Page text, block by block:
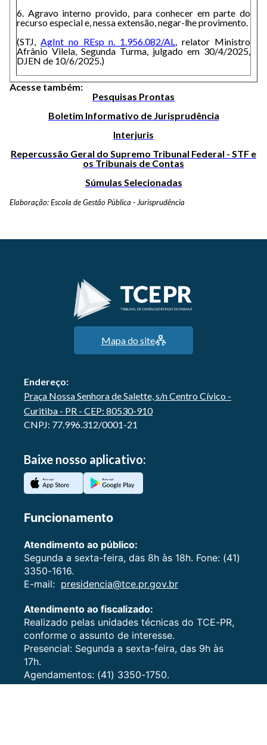
6. Agravo interno provido, para conhecer em parte do
recurso especial e, nessa extensão, negar-lhe provimento.
(STJ, AgInt no REsp n. 1.956.082/AL, relator Ministro
Afrânio Vilela, Segunda Turma, julgado em 30/4/2025,
DJEN de 10/6/2025.)
Acesse também:
Pesquisas Prontas
Boletim Informativo de Jurisprudência
Interjuris
Repercussão Geral do Supremo Tribunal Federal - STF e
os Tribunais de Contas
Súmulas Selecionadas
Elaboração: Escola de Gestão Pública - Jurisprudência
Mapa do site
Endereço:
Praça Nossa Senhora de Salette, s/n Centro Cívico -
Curitiba - PR - CEP: 80530-910
CNPJ: 77.996.312/0001-21
Baixe nosso aplicativo:
Funcionamento
Atendimento ao público:
Segunda a sexta-feira, das 8h às 18h. Fone: (41)
3350-1616.
E-mail: presidencia@tce.pr.gov.br
Atendimento ao fiscalizado:
Realizado pelas unidades técnicas do TCE-PR,
conforme o assunto de interesse.
Presencial: Segunda a sexta-feira, das 9h às
17h.
Agendamentos: (41) 3350-1750.